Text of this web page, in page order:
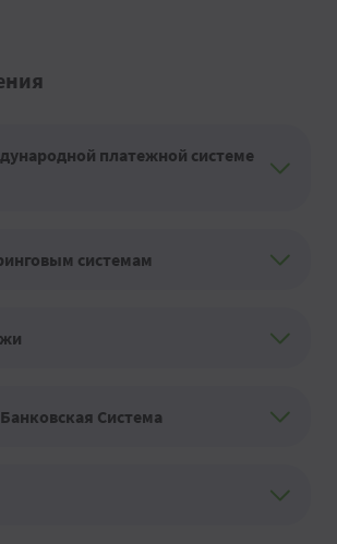
платежной системе
системам
Система